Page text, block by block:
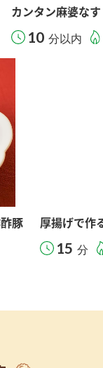
カンタン麻婆なす
10 分以内
豚 厚揚げで作
15 分